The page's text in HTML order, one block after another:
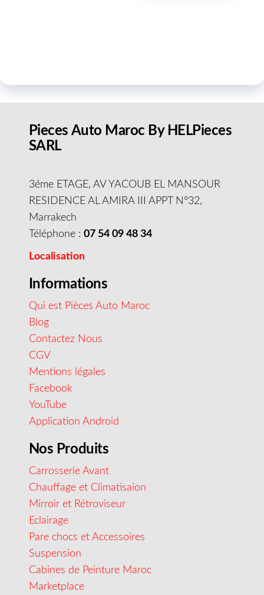
Pieces Auto Maroc By HELPieces
SARL
3éme ETAGE, AV YACOUB EL MANSOUR
RESIDENCE AL AMIRA III APPT N°32,
Marrakech
Téléphone : 07 54 09 48 34
Localisation
Informations
Qui est Pièces Auto Maroc
Blog
Contactez Nous
CGV
Mentions légales
Facebook
YouTube
Application Android
Nos Produits
Carrosserie Avant
Chauffage et Climatisaion
Mirroir et Rétroviseur
Eclairage
Pare chocs et Accessoires
Suspension
Cabines de Peinture Maroc
Marketplace